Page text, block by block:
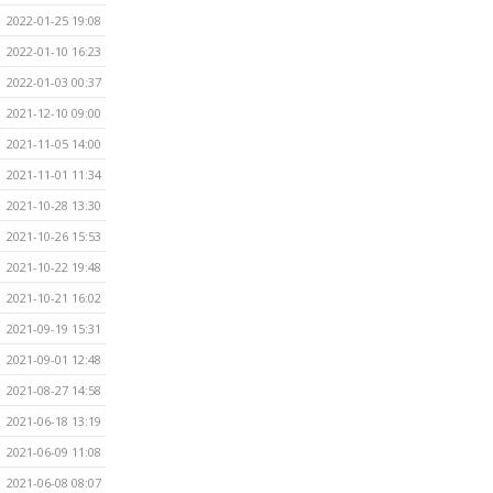
2022-01-25 19:08
2022-01-10 16:23
2022-01-03 00:37
2021-12-10 09:00
2021-11-05 14:00
2021-11-01 11:34
2021-10-28 13:30
2021-10-26 15:53
2021-10-22 19:48
2021-10-21 16:02
2021-09-19 15:31
2021-09-01 12:48
2021-08-27 14:58
2021-06-18 13:19
2021-06-09 11:08
2021-06-08 08:07